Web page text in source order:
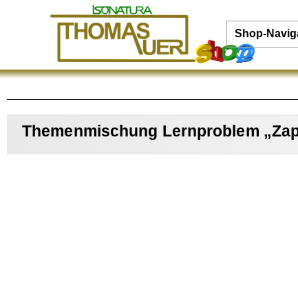
Shop-
Themenmischung Lernproblem